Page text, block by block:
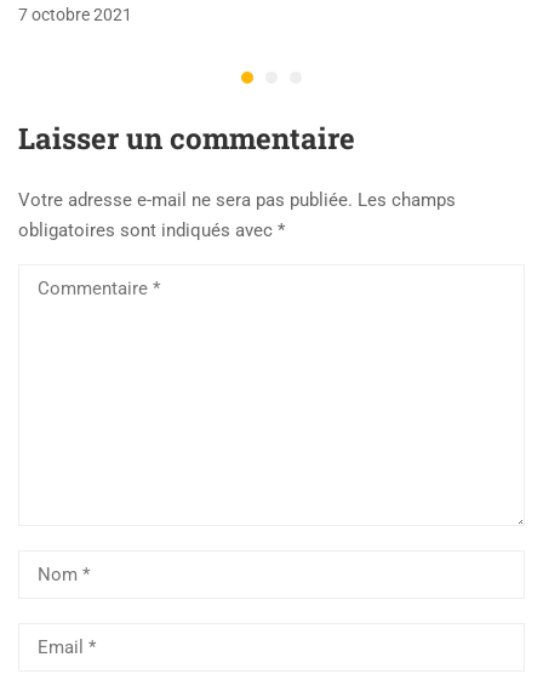
7 octobre 2021
Laisser un commentaire
Votre adresse e-mail ne sera pas publiée. Les champs
obligatoires sont indiqués avec *